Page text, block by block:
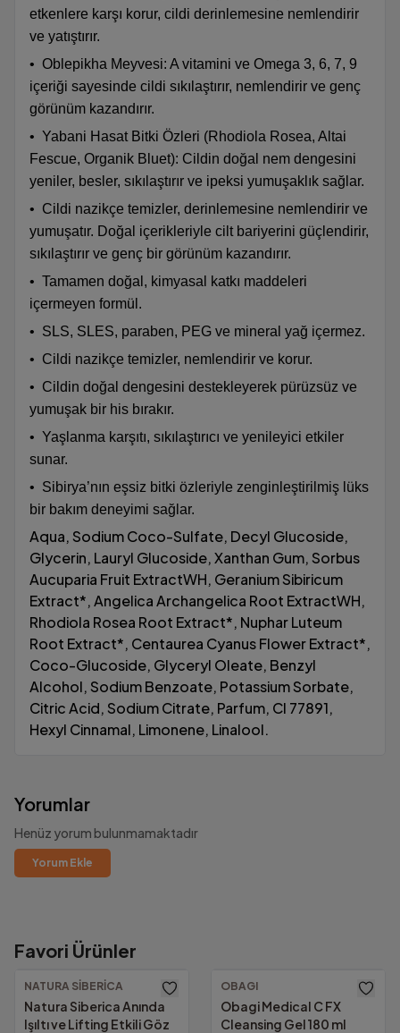
etkenlere karşı korur, cildi derinlemesine nemlendirir
ve yatıştırır.
• Oblepikha Meyvesi: A vitamini ve Omega 3, 6, 7, 9
içeriği sayesinde cildi sıkılaştırır, nemlendirir ve genç
görünüm kazandırır.
• Yabani Hasat Bitki Özleri (Rhodiola Rosea, Altai
Fescue, Organik Bluet): Cildin doğal nem dengesini
yeniler, besler, sıkılaştırır ve ipeksi yumuşaklık sağlar.
• Cildi nazikçe temizler, derinlemesine nemlendirir ve
yumuşatır. Doğal içerikleriyle cilt bariyerini güçlendirir,
sıkılaştırır ve genç bir görünüm kazandırır.
• Tamamen doğal, kimyasal katkı maddeleri
içermeyen formül.
• SLS, SLES, paraben, PEG ve mineral yağ içermez.
• Cildi nazikçe temizler, nemlendirir ve korur.
• Cildin doğal dengesini destekleyerek pürüzsüz ve
yumuşak bir his bırakır.
• Yaşlanma karşıtı, sıkılaştırıcı ve yenileyici etkiler
sunar.
• Sibirya’nın eşsiz bitki özleriyle zenginleştirilmiş lüks
bir bakım deneyimi sağlar.
Aqua, Sodium Coco-Sulfate, Decyl Glucoside,
Glycerin, Lauryl Glucoside, Xanthan Gum, Sorbus
Aucuparia Fruit ExtractWH, Geranium Sibiricum
Extract*, Angelica Archangelica Root ExtractWH,
Rhodiola Rosea Root Extract*, Nuphar Luteum
Root Extract*, Centaurea Cyanus Flower Extract*,
Coco-Glucoside, Glyceryl Oleate, Benzyl
Alcohol, Sodium Benzoate, Potassium Sorbate,
Citric Acid, Sodium Citrate, Parfum, CI 77891,
Hexyl Cinnamal, Limonene, Linalool.
Yorumlar
Henüz yorum bulunmamaktadır
Yorum Ekle
1000₺ Üzeri Ücretsiz Kargo!
KVKK Uyumu ve güvenlik sertifikalarımızla
tüm bilgileriniz güvencemiz altında.
Favori Ürünler
NATURA SIBERICA
Natura Siberica Anında
Işıltı ve Lifting Etkili Göz
OBAGI
Obagi Medical C FX
Cleansing Gel 180 ml